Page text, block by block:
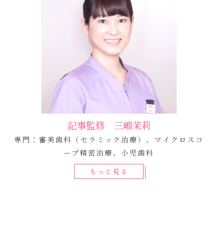
記事監修 三嶋茉莉
専門：審美歯科（セラミック治療）、マイクロスコ
ープ精密治療、小児歯科
もっと見る